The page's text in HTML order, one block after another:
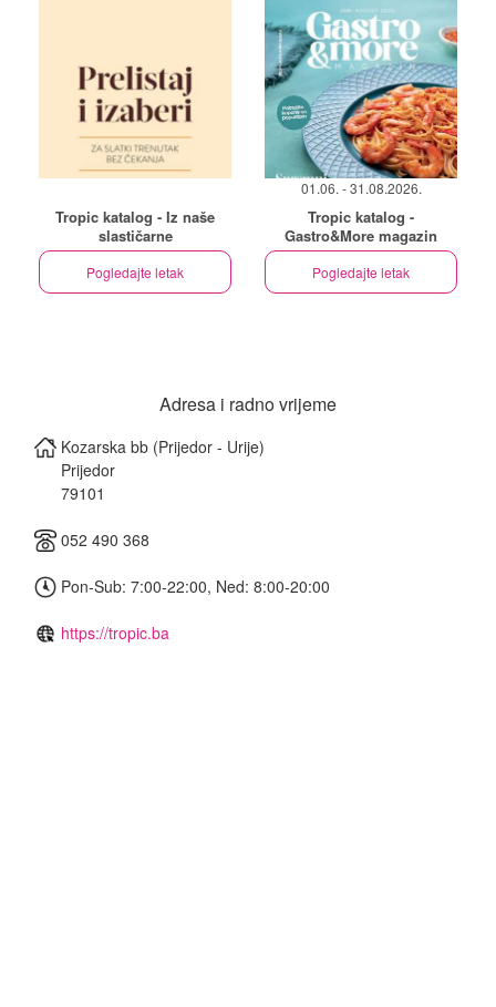
Tropic katalog - Iz naše
slastičarne
Pogledajte letak
01.06. - 31.08.2026.
Tropic katalog -
Gastro&More magazin
Pogledajte letak
Adresa i radno vrijeme
Kozarska bb (Prijedor - Urije)
Prijedor
79101
052 490 368
Pon-Sub: 7:00-22:00, Ned: 8:00-20:00
https://tropic.ba